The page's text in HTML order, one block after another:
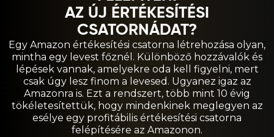
AZ ÚJ ÉRTÉKESÍTÉSI
CSATORNÁDAT?
Egy Amazon értékesítési csatorna létrehozása olyan,
mintha egy levest főznél. Különböző hozzávalók és
lépések vannak, amelyekre oda kell figyelni, mert
csak úgy lesz finom a levesed. Ugyanez igaz az
Amazonra is. Ezt a rendszert, több mint 10 évig
tökéletesítettük, hogy mindenkinek meglegyen az
esélye egy profitábilis értékesítési csatorna
felépítésére az Amazonon.